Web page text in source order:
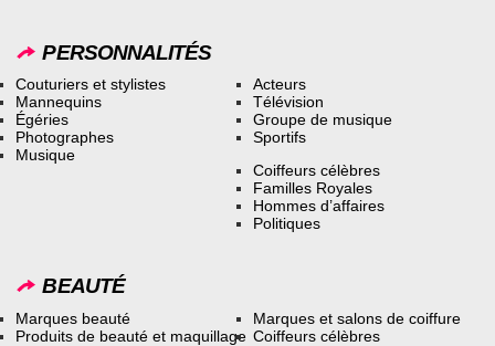
PERSONNALITÉS
Couturiers et stylistes
Mannequins
Égéries
Photographes
Musique
Acteurs
Télévision
Groupe de musique
Sportifs
Coiffeurs célèbres
Familles Royales
Hommes d’affaires
Politiques
BEAUTÉ
Marques beauté
Produits de beauté et maquillage
Marques et salons de coiffure
Coiffeurs célèbres